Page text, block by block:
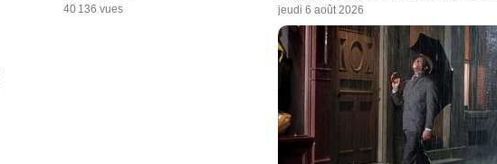
40 136 vues jeudi 6 août 2026